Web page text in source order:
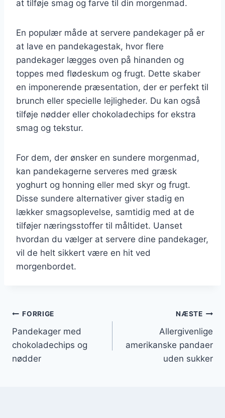
at tilføje smag og farve til din morgenmad.
En populær måde at servere pandekager på er
at lave en pandekagestak, hvor flere
pandekager lægges oven på hinanden og
toppes med flødeskum og frugt. Dette skaber
en imponerende præsentation, der er perfekt til
brunch eller specielle lejligheder. Du kan også
tilføje nødder eller chokoladechips for ekstra
smag og tekstur.
For dem, der ønsker en sundere morgenmad,
kan pandekagerne serveres med græsk
yoghurt og honning eller med skyr og frugt.
Disse sundere alternativer giver stadig en
lækker smagsoplevelse, samtidig med at de
tilføjer næringsstoffer til måltidet. Uanset
hvordan du vælger at servere dine pandekager,
vil de helt sikkert være en hit ved
morgenbordet.
Indlægsnavigation
FORRIGE
Pandekager med
chokoladechips og
nødder
NÆSTE
Allergivenlige
amerikanske pandaer
uden sukker